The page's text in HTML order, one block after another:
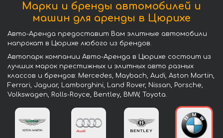
Марки и бренды автомобилей и
машин для аренды в Цюрихе
Авто-Аренда предоставит Вам элитные автомобили
напрокат в Цюрихе любого из брендов.
Автопарк компании Авто-Аренда в Цюрихе состоит из
лучших марок престижных и элитных авто разных
классов и брендов: Mercedes, Maybach, Audi, Aston Martin,
Ferrari, Jaguar, Lamborghini, Land Rover, Nissan, Porsche,
Volkswagen, Rolls-Royce, Bentley, BMW, Toyota.